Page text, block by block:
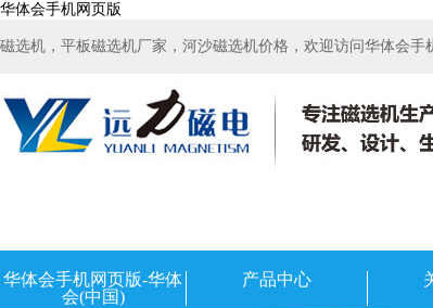
华体会手机网页版
磁选机，平板磁选机厂家，河沙磁选机价格，欢迎访问华体会
华体会手机网页版-华体
会(中国)
产品中心